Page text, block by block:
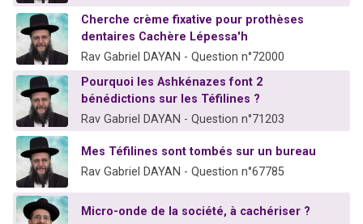
Cherche crème fixative pour prothèses
dentaires Cachère Lépessa'h
Rav Gabriel DAYAN - Question n°72000
Pourquoi les Ashkénazes font 2
bénédictions sur les Téfilines ?
Rav Gabriel DAYAN - Question n°71203
Mes Téfilines sont tombés sur un bureau
Rav Gabriel DAYAN - Question n°67785
Micro-onde de la société, à cachériser ?